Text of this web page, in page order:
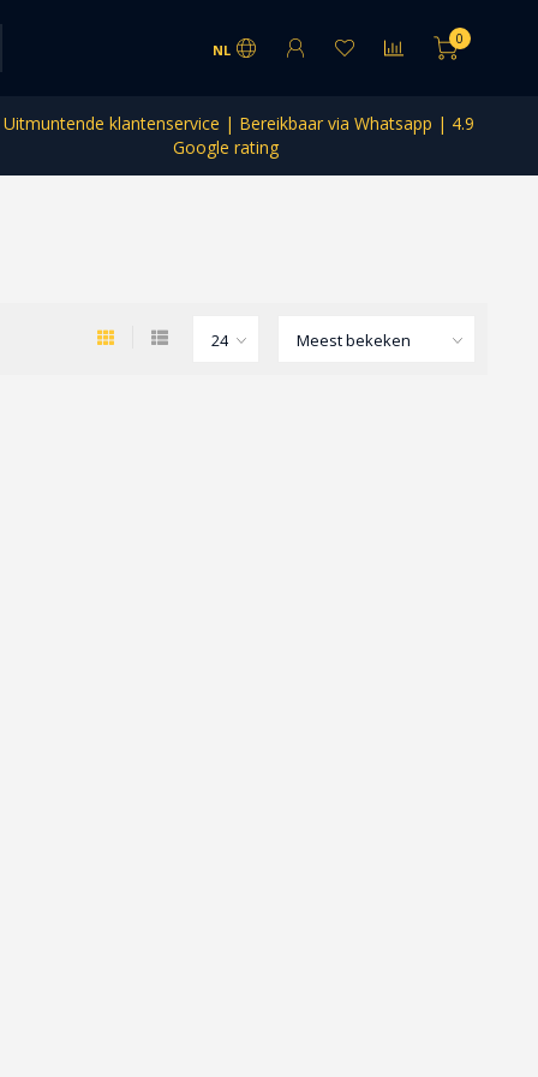
NL
0
Uitmuntende klantenservice | Bereikbaar via Whatsapp | 4.9
Google rating